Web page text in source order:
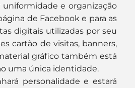
e organização
de Facebook e para as
digitais utilizadas por seu
cartão de visitas, banners,
gráfico também está
uma única identidade.
personalidade e estará